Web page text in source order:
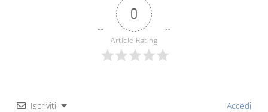
0
Article Rating
Iscriviti Accedi